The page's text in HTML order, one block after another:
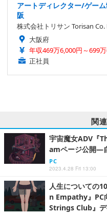
アートディレクター/ゲー
阪
株式会社トリサン Torisan
大阪府
年収469万6,000円～699
正社員
関
宇宙魔女ADV『
amページ公開―
PC
2023.4.28 Fri 13:00
人生についての
n Empathy』PC
Strings Club』